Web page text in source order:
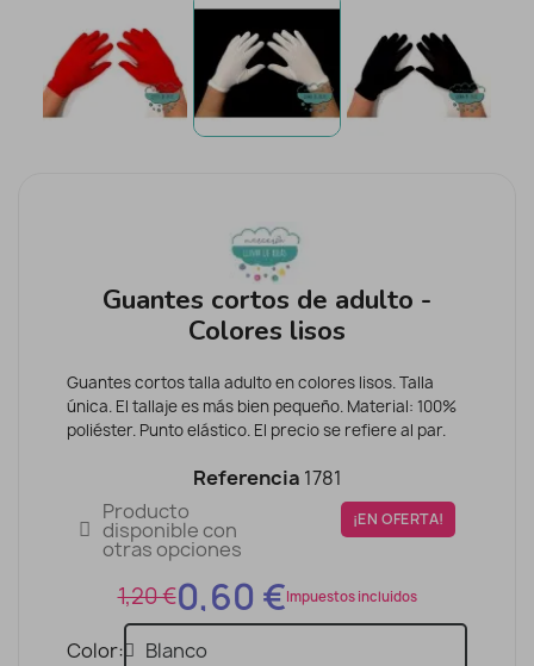
Guantes cortos de adulto -
Colores lisos
Guantes cortos talla adulto en colores lisos. Talla
única. El tallaje es más bien pequeño. Material: 100%
poliéster. Punto elástico. El precio se refiere al par.
Referencia 1781
Producto
disponible con
otras opciones
¡EN OFERTA!
1,20 €0,60 €Impuestos incluidos
Color